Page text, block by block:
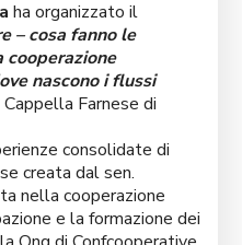
ha organizzato il
– cosa fanno le
cooperazione
nascono i flussi
Farnese di
consolidate di
creata dal sen.
nella cooperazione
e la formazione dei